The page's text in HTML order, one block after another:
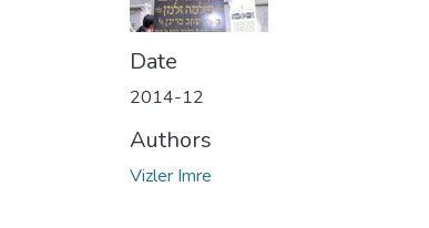
Date
2014-12
Authors
Vizler Imre